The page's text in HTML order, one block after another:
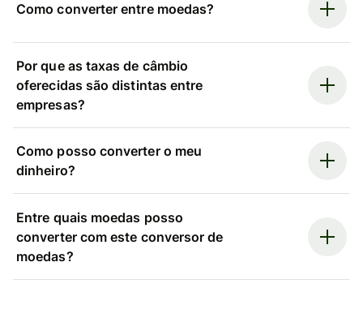
Como converter entre moedas?
Por que as taxas de câmbio
oferecidas são distintas entre
empresas?
Como posso converter o meu
dinheiro?
Entre quais moedas posso
converter com este conversor de
moedas?